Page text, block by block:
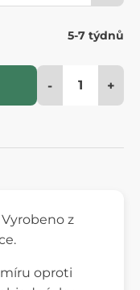
5-7 týdnů
- +
Vyrobeno z
oproti